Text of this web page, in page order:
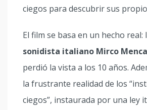
ciegos para descubrir sus
El film se basa en un hecho
sonidista italiano Mirco
perdió la vista a los 10 años.
la frustrante realidad de los
ciegos”, instaurada por una ley